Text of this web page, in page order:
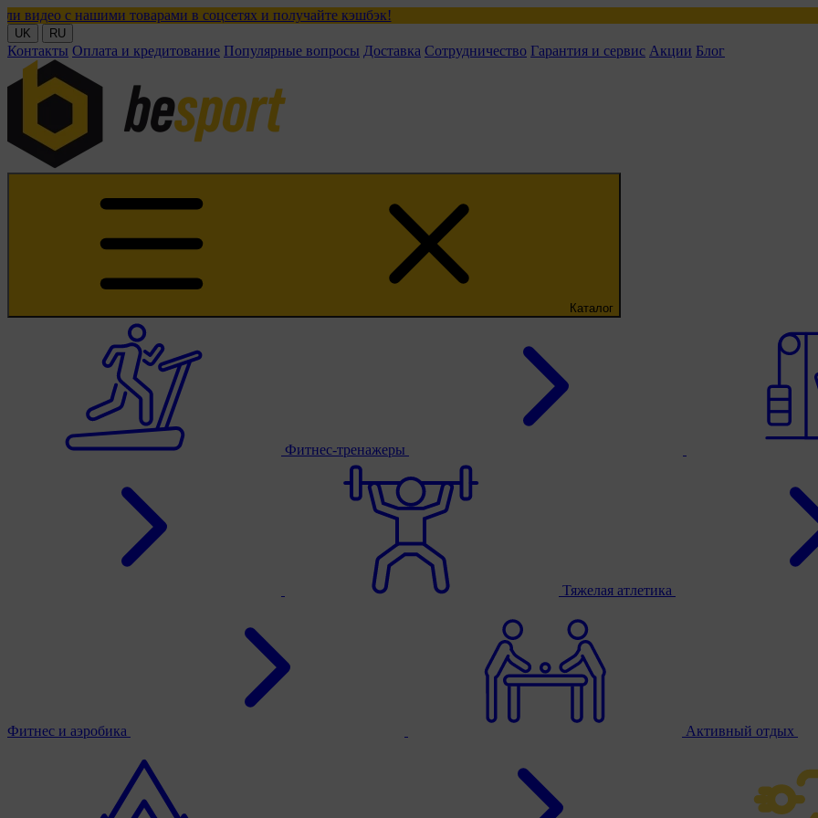
товарами в соцсетях и получайте кэшбэк!
UK RU
Контакты Оплата и кредитование Популярные вопросы Доставка Сотрудничество Гарантия и сервис Акции Блог
Каталог
Фитнес-тренажеры
Тяжелая атлетика
Фитнес и аэробика Активный отдых